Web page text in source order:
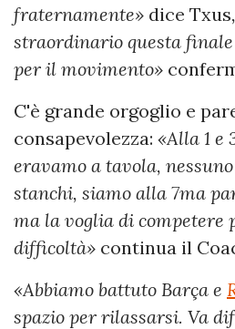
fraternamente» dice Txus
straordinario questa finale
per il movimento»
C'è grande orgoglio e
consapevolezza: «Alla 1 e
eravamo a tavola,
stanchi, siamo alla 7ma
ma la voglia di competere
difficoltà» continua il
«Abbiamo battuto Barça e
spazio per rilassarsi. Va